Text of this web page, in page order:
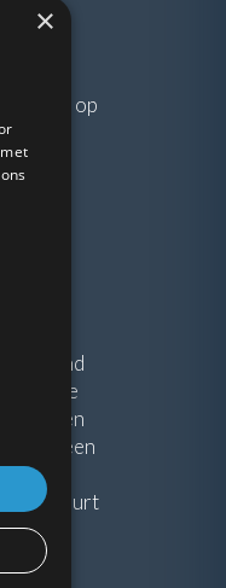
ons op
buurt
×